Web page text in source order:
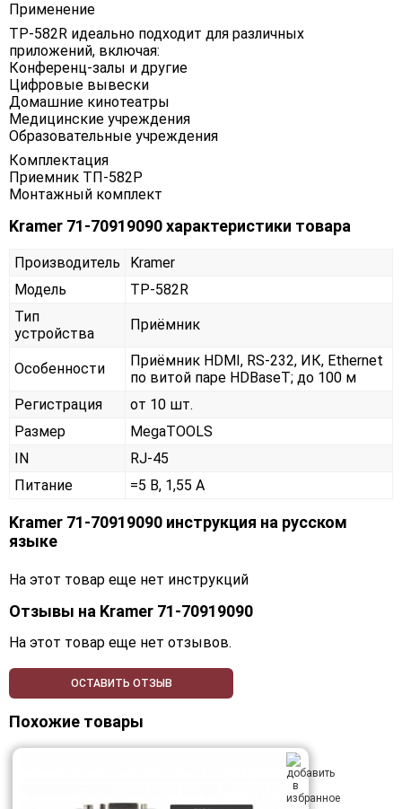
Применение
TP-582R идеально подходит для различных
приложений, включая:
Конференц-залы и другие
Цифровые вывески
Домашние кинотеатры
Медицинские учреждения
Образовательные учреждения
Комплектация
Приемник ТП-582Р
Монтажный комплект
Kramer 71-70919090 характеристики товара
Производитель
Kramer
Модель
TP-582R
Тип
устройства
Приёмник
Особенности
Приёмник HDMI, RS-232, ИК, Ethernet
по витой паре HDBaseT; до 100 м
Регистрация
от 10 шт.
Размер
MegaTOOLS
IN
RJ-45
Питание
=5 В, 1,55 А
Kramer 71-70919090 инструкция на русском
языке
На этот товар еще нет инструкций
Отзывы на Kramer 71-70919090
На этот товар еще нет отзывов.
ОСТАВИТЬ ОТЗЫВ
Похожие товары